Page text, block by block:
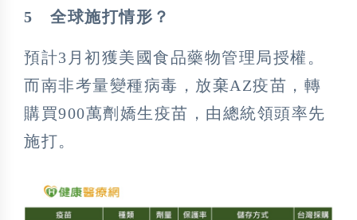
5 全球施打情形？
預計3月初獲美國食品藥物管理局授權。
而南非考量變種病毒，放棄AZ疫苗，轉
購買900萬劑嬌生疫苗，由總統領頭率先
施打。